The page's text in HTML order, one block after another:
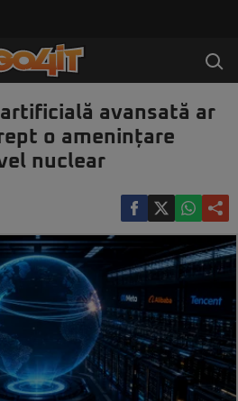
avansată ar
o amenințare
nuclear